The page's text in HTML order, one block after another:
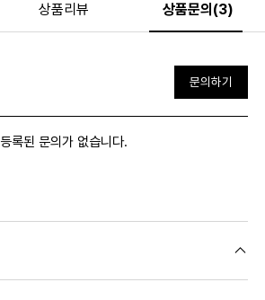
상품리뷰 상품문의(3)
문의하기
등록된 문의가 없습니다.